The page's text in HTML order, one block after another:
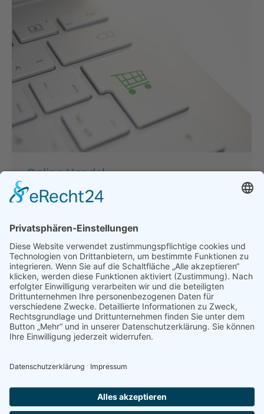
Online-Handel
(Waren/Dienstleistungen): Vorsicht!
Allgemein,Warnhinweise Vonbdsadmin
1. Februar 2019
Kommentar hinterlassen
Die Widerrufsbelehrung muss die Service-
Telefonnummer enthalten! Stellt ein Unternehmer,
der Waren / Dienstleistungen über das Internet
vertreibt, für seine Kunden eine Service-
Telefonnummer zur Verfügung, muss er diese,
ebenso wie eine Fax-Nr. oder E-Mail-Adresse auch
das OLG Schleswig (Urteil v. 10.01.2019, Az.: 6 U
37/17).…